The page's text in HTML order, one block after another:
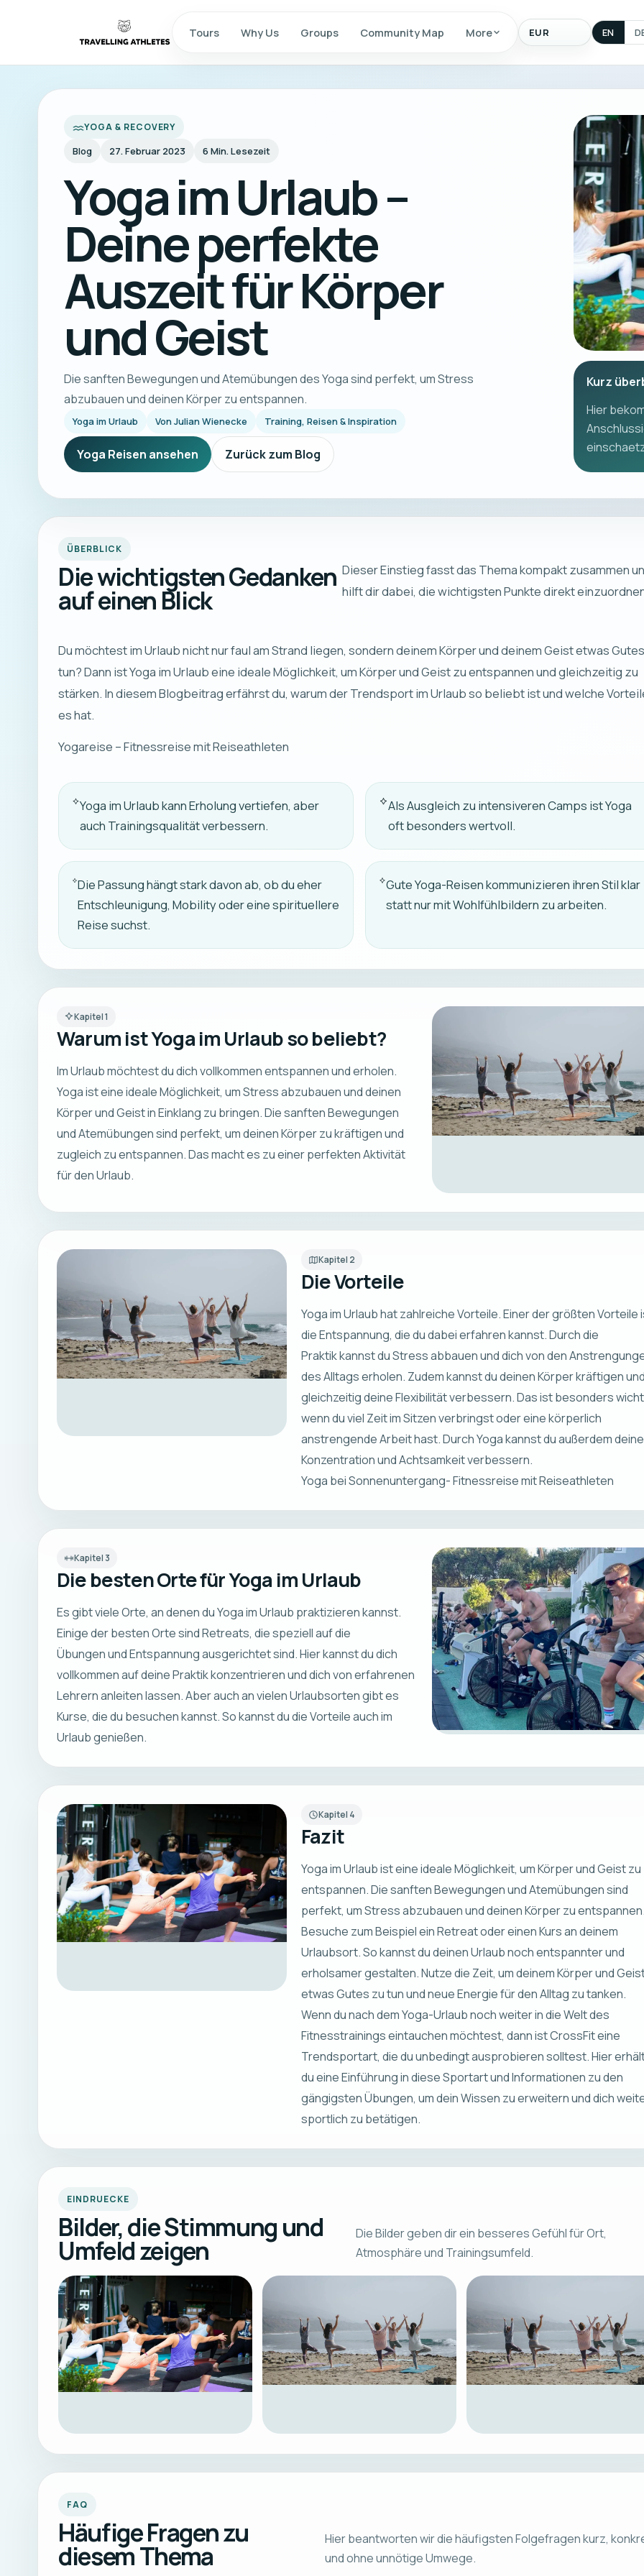
Tours Why Us Groups Community Map More
Display
currency
EN
YOGA & RECOVERY
Blog 27. Februar 2023 6 Min. Lesezeit
Yoga im Urlaub –
Deine perfekte
Auszeit für Körper
und Geist
Die sanften Bewegungen und Atemübungen des Yoga sind perfekt, um Stress
abzubauen und deinen Körper zu entspannen.
Yoga im Urlaub VonJulian Wienecke Training, Reisen & Inspiration
Yoga Reisen ansehen Zurück zum Blog
Kurz
Hier
ÜBERBLICK
Die wichtigsten Gedanken
auf einen Blick
Dieser Einstieg fasst das Thema kompakt zusammen
hilft dir dabei, die wichtigsten Punkte direkt
Du möchtest im Urlaub nicht nur faul am Strand liegen, sondern deinem Körper und deinem Geist etwas Gutes
tun? Dann ist Yoga im Urlaub eine ideale Möglichkeit, um Körper und Geist zu entspannen und gleichzeitig zu
stärken. In diesem Blogbeitrag erfährst du, warum der Trendsport im Urlaub so beliebt ist und welche
es hat.
Yogareise – Fitnessreise mit Reiseathleten
Yoga im Urlaub kann Erholung vertiefen, aber
auch Trainingsqualität verbessern.
Als Ausgleich zu intensiveren Camps ist Yoga
oft besonders wertvoll.
Die Passung hängt stark davon ab, ob du eher
Entschleunigung, Mobility oder eine spirituellere
Reise suchst.
Gute Yoga-Reisen kommunizieren ihren Stil klar
statt nur mit Wohlfühlbildern zu arbeiten.
Kapitel1
Warum ist Yoga im Urlaub so beliebt?
Im Urlaub möchtest du dich vollkommen entspannen und erholen.
Yoga ist eine ideale Möglichkeit, um Stress abzubauen und deinen
Körper und Geist in Einklang zu bringen. Die sanften Bewegungen
und Atemübungen sind perfekt, um deinen Körper zu kräftigen und
zugleich zu entspannen. Das macht es zu einer perfekten Aktivität
für den Urlaub.
Kapitel 2
Die Vorteile
Yoga im Urlaub hat zahlreiche Vorteile. Einer der größten Vorteile
die Entspannung, die du dabei erfahren kannst. Durch die
Praktik kannst du Stress abbauen und dich von den
des Alltags erholen. Zudem kannst du deinen Körper kräftigen
gleichzeitig deine Flexibilität verbessern. Das ist besonders
wenn du viel Zeit im Sitzen verbringst oder eine körperlich
anstrengende Arbeit hast. Durch Yoga kannst du außerdem deine
Konzentration und Achtsamkeit verbessern.
Yoga bei Sonnenuntergang- Fitnessreise mit Reiseathleten
Kapitel 3
Die besten Orte für Yoga im Urlaub
Es gibt viele Orte, an denen du Yoga im Urlaub praktizieren kannst.
Einige der besten Orte sind Retreats, die speziell auf die
Übungen und Entspannung ausgerichtet sind. Hier kannst du dich
vollkommen auf deine Praktik konzentrieren und dich von erfahrenen
Lehrern anleiten lassen. Aber auch an vielen Urlaubsorten gibt es
Kurse, die du besuchen kannst. So kannst du die Vorteile auch im
Urlaub genießen.
Kapitel 4
Fazit
Yoga im Urlaub ist eine ideale Möglichkeit, um Körper und Geist zu
entspannen. Die sanften Bewegungen und Atemübungen sind
perfekt, um Stress abzubauen und deinen Körper zu
Besuche zum Beispiel ein Retreat oder einen Kurs an deinem
Urlaubsort. So kannst du deinen Urlaub noch entspannter und
erholsamer gestalten. Nutze die Zeit, um deinem Körper und
etwas Gutes zu tun und neue Energie für den Alltag zu tanken.
Wenn du nach dem Yoga-Urlaub noch weiter in die Welt des
Fitnesstrainings eintauchen möchtest, dann ist CrossFit eine
Trendsportart, die du unbedingt ausprobieren solltest.Hier
du eine Einführung in diese Sportart und Informationen zu den
gängigsten Übungen, um dein Wissen zu erweitern und dich
sportlich zu betätigen.
EINDRUECKE
Bilder, die Stimmung und
Umfeld zeigen
Die Bilder geben dir ein besseres Gefühl für Ort,
Atmosphäre und Trainingsumfeld.
FAQ
Häufige Fragen zu
diesem Thema
Hier beantworten wir die häufigsten Folgefragen kurz,
und ohne unnötige Umwege.